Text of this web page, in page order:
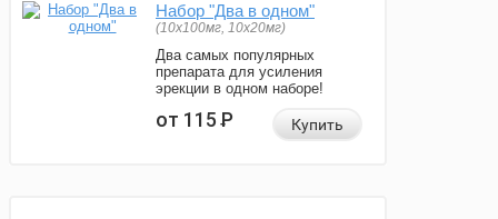
Набор "Два в одном"
(10x100мг, 10x20мг)
Два самых популярных
препарата для усиления
эрекции в одном наборе!
от 115Р Купить